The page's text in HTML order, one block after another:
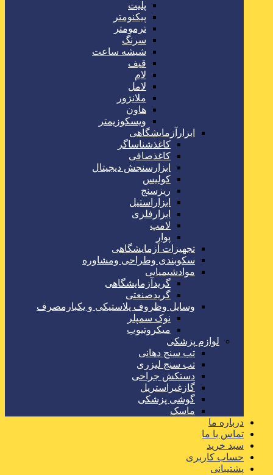
پلیت
پیکنومتر
ترمومتر
سرنگ
شیشه ساعت
قیف
لام
لامل
ملانژور
هاون
ویسکوزیمتر
ابزارآزمایشگاهی
کاغذشناساگر
کاغذصافی
ابزارسنجش دیجیتال
کولیس
ریزسنج
ابزاراستیل
ابزارفلزی
لامپ
پوار
تجهیزات آزمایشگاهی
سکوبندی وطراحی ومشاوره
موادشیمیایی
گریدآزمایشگاهی
گریدصنعتی
وسایل وظروف پلاستیکی و یکبارمصرف
نوک سمپلر
میکروتیوب
لوازم پزشکی
تب سنج دهانی
تب سنج لیزری
دستکش جراحی
گازغیراستریل
گوشی پزشکی
ماسک
درباره ما
تماس با ما
سبد خرید
حساب کاربری
پشتیبانی